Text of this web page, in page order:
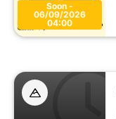
Soon -
06/09/2026
04:00